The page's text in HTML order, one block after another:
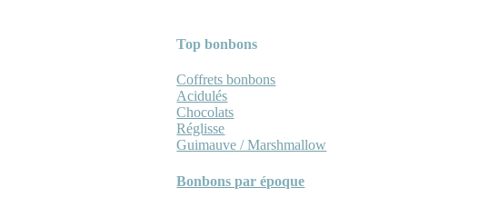
Top bonbons
Coffrets bonbons
Acidulés
Chocolats
Réglisse
Guimauve / Marshmallow
Bonbons par époque